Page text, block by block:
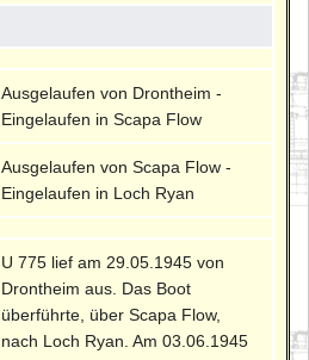
Ausgelaufen von Drontheim -
Eingelaufen in Scapa Flow
Ausgelaufen von Scapa Flow -
Eingelaufen in Loch Ryan
U 775 lief am 29.05.1945 von
Drontheim aus. Das Boot
überführte, über Scapa Flow,
nach Loch Ryan. Am 03.06.1945